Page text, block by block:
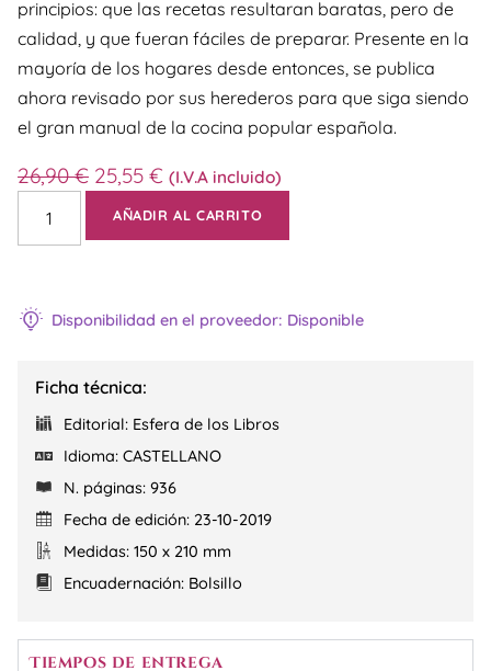
principios: que las recetas resultaran baratas, pero de
calidad, y que fueran fáciles de preparar. Presente en la
mayoría de los hogares desde entonces, se publica
ahora revisado por sus herederos para que siga siendo
el gran manual de la cocina popular española.
26,90€ 25,55 € (I.V.A incluido)
AÑADIR AL CARRITO
Disponibilidad en el proveedor: Disponible
Ficha técnica:
Editorial: Esfera de los Libros
Idioma: CASTELLANO
N. páginas: 936
Fecha de edición: 23-10-2019
Medidas: 150 x 210 mm
Encuadernación: Bolsillo
Tiempos de entrega